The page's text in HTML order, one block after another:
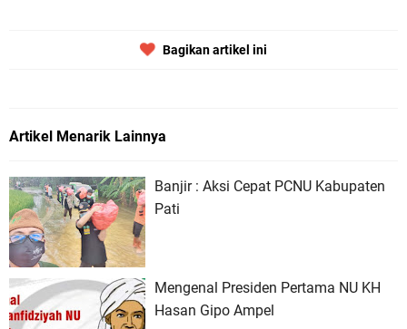
Bagikan artikel ini
Artikel Menarik Lainnya
Banjir : Aksi Cepat PCNU Kabupaten
Pati
Mengenal Presiden Pertama NU KH
Hasan Gipo Ampel